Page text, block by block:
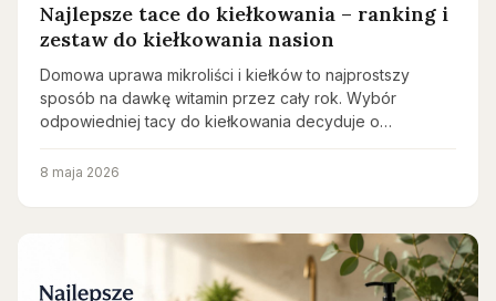
Najlepsze tace do kiełkowania – ranking i
zestaw do kiełkowania nasion
Domowa uprawa mikroliści i kiełków to najprostszy
sposób na dawkę witamin przez cały rok. Wybór
odpowiedniej tacy do kiełkowania decyduje o…
8 maja 2026